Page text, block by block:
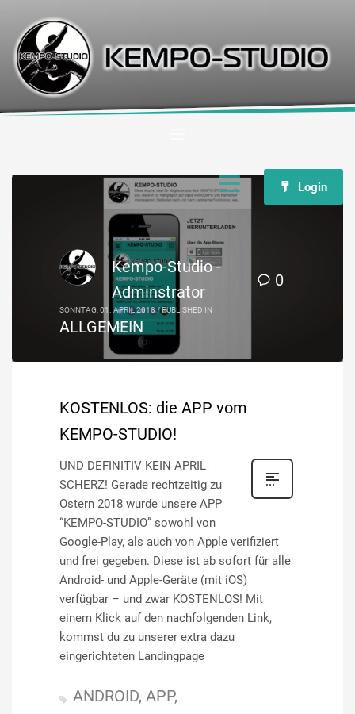
Login
0
Kempo-Studio -
Adminstrator
SONNTAG, 01. APRIL 2018/PUBLISHED IN
ALLGEMEIN
KOSTENLOS: die APP vom
KEMPO-STUDIO!
UND DEFINITIV KEIN APRIL-
SCHERZ! Gerade rechtzeitig zu
Ostern 2018 wurde unsere APP
“KEMPO-STUDIO” sowohl von
Google-Play, als auch von Apple verifiziert
und frei gegeben. Diese ist ab sofort für alle
Android- und Apple-Geräte (mit iOS)
verfügbar – und zwar KOSTENLOS! Mit
einem Klick auf den nachfolgenden Link,
kommst du zu unserer extra dazu
eingerichteten Landingpage
ANDROID APP